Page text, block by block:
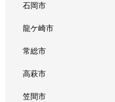
石岡市
龍ケ崎市
常総市
高萩市
笠間市